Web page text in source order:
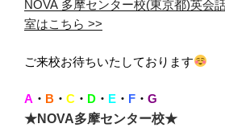
NOVA 多摩センター校(東京都)英会
室はこちら >>
ご来校お待ちいたしております
A ・ B ・ C ・ D ・ E ・ F ・ G
★NOVA多摩センター校★